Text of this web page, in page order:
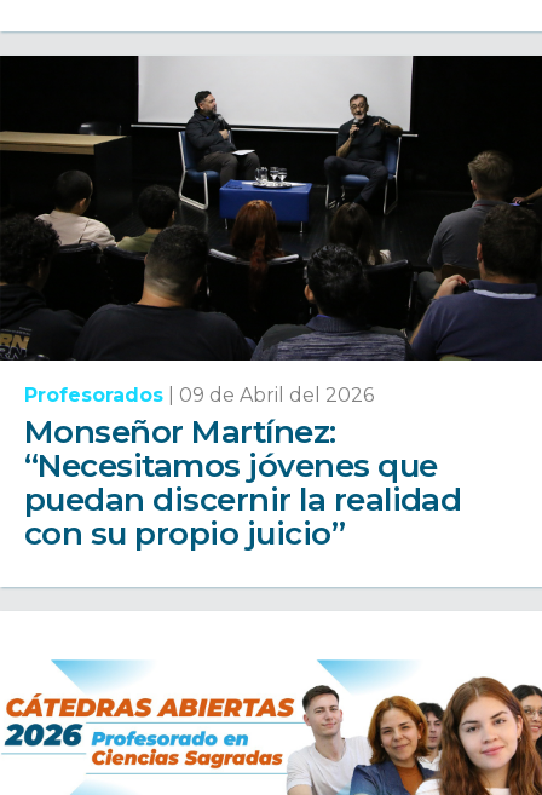
Profesorados 09 de Abril del 2026
Monseñor Martínez:
“Necesitamos jóvenes que
puedan discernir la realidad
con su propio juicio”